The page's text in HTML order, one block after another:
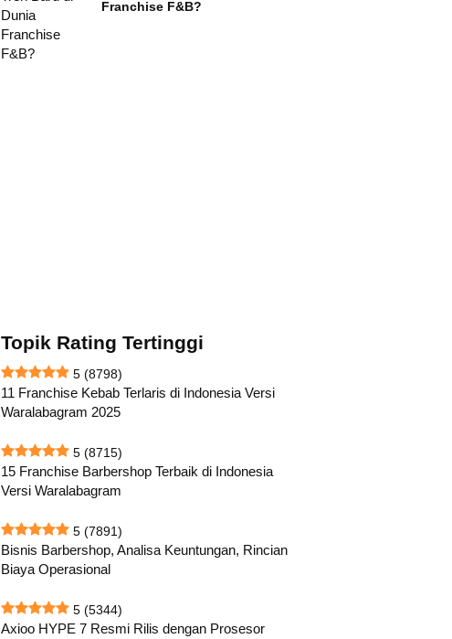
Franchise F&B?
Topik Rating Tertinggi
5 (8798)
11 Franchise Kebab Terlaris di Indonesia Versi
Waralabagram 2025
5 (8715)
15 Franchise Barbershop Terbaik di Indonesia
Versi Waralabagram
5 (7891)
Bisnis Barbershop, Analisa Keuntungan, Rincian
Biaya Operasional
5 (5344)
Axioo HYPE 7 Resmi Rilis dengan Prosesor